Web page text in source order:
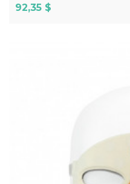
Prix
92,35 $